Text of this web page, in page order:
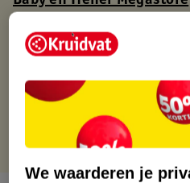
Binnen 1 werkdag verstuurd
Gratis thuisbezorgd
Gratis punten met je Kruidvat
We waarderen je